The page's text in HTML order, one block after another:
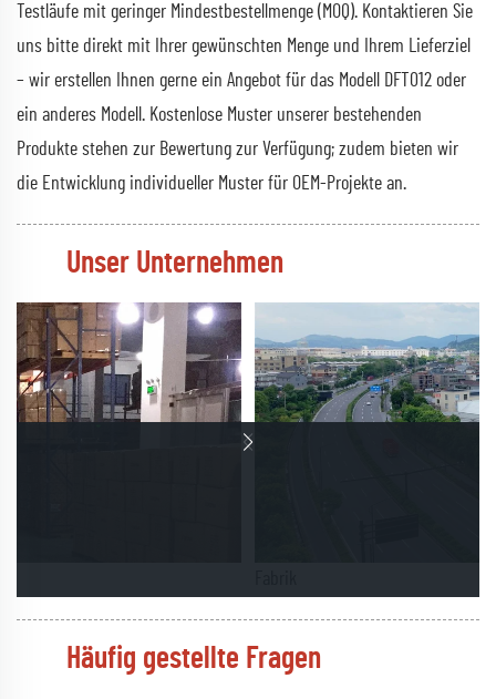
Testläufe mit geringer Mindestbestellmenge (MOQ). Kontaktieren Sie
uns bitte direkt mit Ihrer gewünschten Menge und Ihrem Lieferziel
– wir erstellen Ihnen gerne ein Angebot für das Modell DFT012 oder
ein anderes Modell. Kostenlose Muster unserer bestehenden
Produkte stehen zur Bewertung zur Verfügung; zudem bieten wir
die Entwicklung individueller Muster für OEM-Projekte an.
Unser Unternehmen
Häufig gestellte Fragen